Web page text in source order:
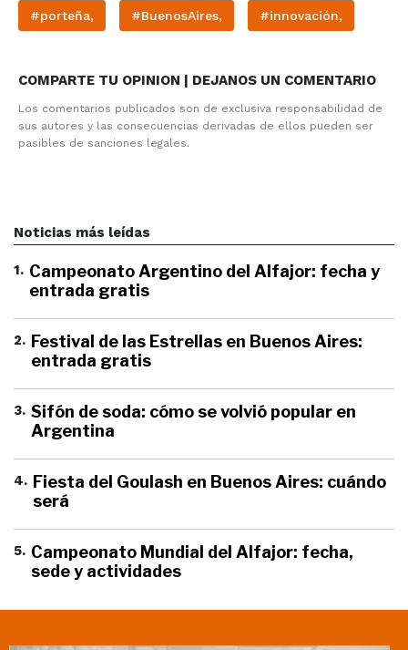
#porteña, #BuenosAires, #innovación,
COMPARTE TU OPINION | DEJANOS UN COMENTARIO
Los comentarios publicados son de exclusiva responsabilidad de
sus autores y las consecuencias derivadas de ellos pueden ser
pasibles de sanciones legales.
Noticias más leídas
1. Campeonato Argentino del Alfajor: fecha y
entrada gratis
2. Festival de las Estrellas en Buenos Aires:
entrada gratis
3. Sifón de soda: cómo se volvió popular en
Argentina
4. Fiesta del Goulash en Buenos Aires: cuándo
será
5. Campeonato Mundial del Alfajor: fecha,
sede y actividades